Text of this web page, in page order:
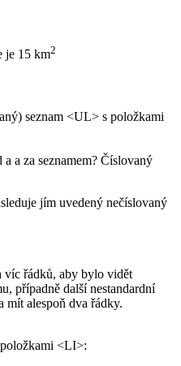
je 15 km2
seznam <UL> s položkami
a a za seznamem? Číslovaný
jím uvedený nečíslovaný
víc řádků, aby bylo vidět
případně další nestandardní
mít alespoň dva řádky.
<LI>: